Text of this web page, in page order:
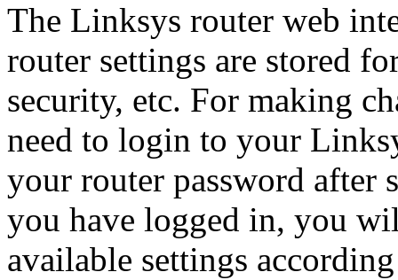
The Linksys router web
router settings are stored
security, etc. For making
need to login to your
your router password after
you have logged in, you
available settings